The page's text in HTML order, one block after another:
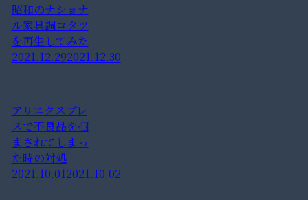
昭和のナショナ
ル家具調コタツ
を再生してみた
2021.12.292021.12.30
アリエクスプレ
スで不良品を掴
まされてしまっ
た時の対処
2021.10.012021.10.02